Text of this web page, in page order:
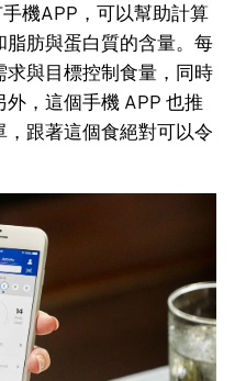
機APP，可以幫助計算
肪與蛋白質的含量。每
與目標控制食量，同時
，這個手機 APP 也推
跟著這個食絕對可以令